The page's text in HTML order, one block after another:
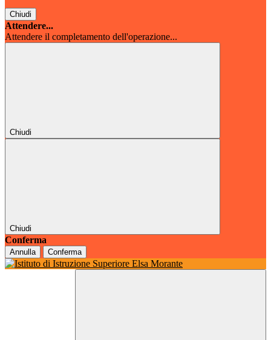
Chiudi
Attendere...
Attendere il completamento dell'operazione...
Chiudi
Chiudi
Conferma
Annulla Conferma